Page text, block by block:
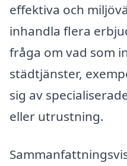
effektiva och
inhandla flera
fråga om vad som
städtjänster,
sig av
eller utrustning.